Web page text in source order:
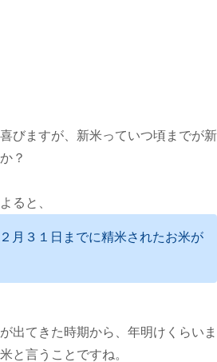
びますが、新米っていつ頃までが新
？
ると、
月３１日までに精米されたお米が
出てきた時期から、年明けくらいま
と言うことですね。